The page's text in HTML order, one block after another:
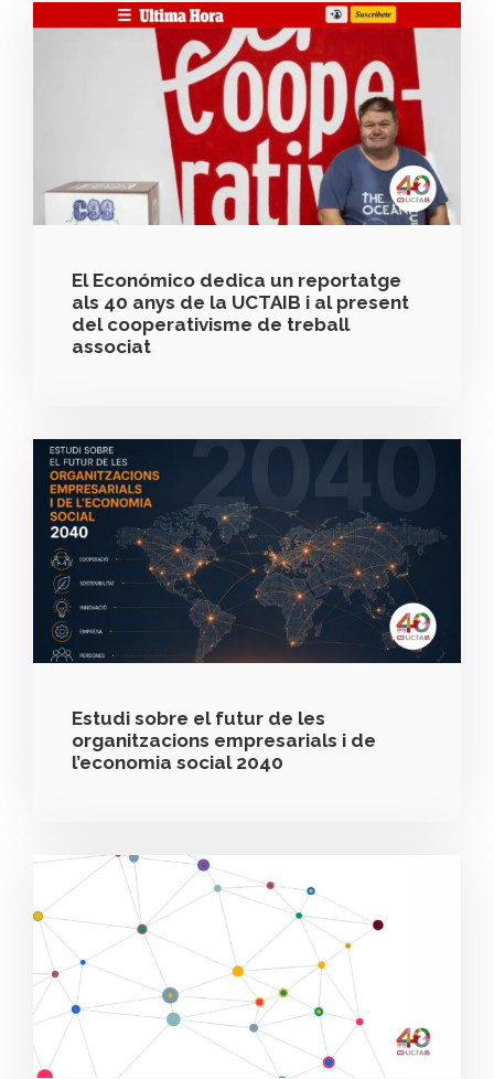
El Económico dedica un reportatge
als 40 anys de la UCTAIB i al present
del cooperativisme de treball
associat
Estudi sobre el futur de les
organitzacions empresarials i de
l’economia social 2040